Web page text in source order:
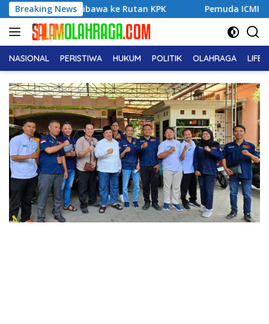
Langsung
ke
konten
Breaking News
ke Rutan KPK Pemuda ICMI Kota Tual
NASIONAL PERISTIWA HUKUM POLITIK OLAHRAGA